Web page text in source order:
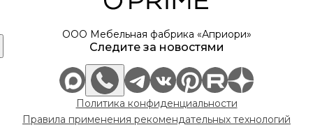
ООО Мебельная фабрика «Априори»
Следите за новостями
Политика конфиденциальности
Правила применения рекомендательных технологий